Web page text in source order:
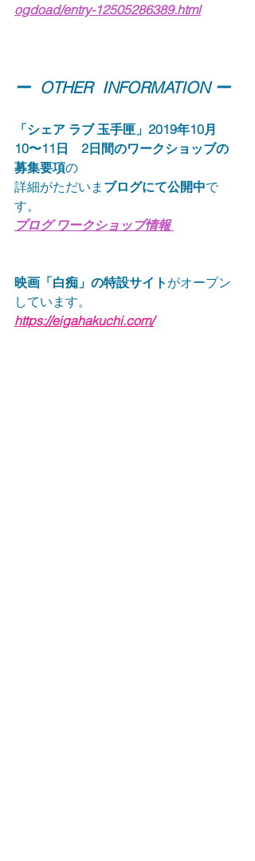
ogdoad/entry-12505286389.html
ー  OTHER  INFORMATION ー
「シェア ラブ 玉手匣」2019年10月
10〜11日　2日間のワークショッブの
募集要項の
詳細がただいま ブログにて公開中で
す。
プログ ワークショッブ情報
映画「白痴」の特設サイト がオープン
しています。
https://eigahakuchi.com/